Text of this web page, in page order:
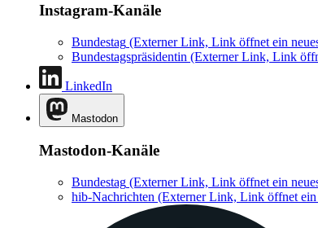
Instagram-Kanäle
Bundestag (Externer Link, Link öffnet ein
Bundestagspräsidentin (Externer Link, Link
LinkedIn
Mastodon
Mastodon-Kanäle
Bundestag (Externer Link, Link öffnet ein
hib-Nachrichten (Externer Link, Link öffnet ein